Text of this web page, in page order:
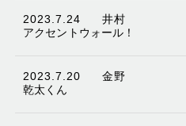
2023.7.24
井村
アクセントウォール！
2023.7.20
金野
乾太くん